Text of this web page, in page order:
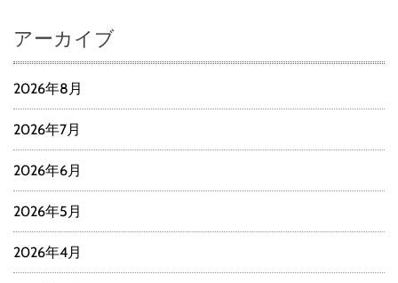
アーカイブ
2026年8月
2026年7月
2026年6月
2026年5月
2026年4月